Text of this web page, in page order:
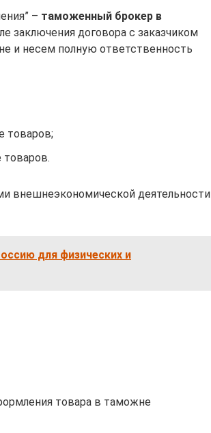
– таможенный брокер в
заключения договора с заказчиком
и несем полную ответственность
товаров;
товаров.
внешнеэкономической деятельности
для физических и
товара в таможне